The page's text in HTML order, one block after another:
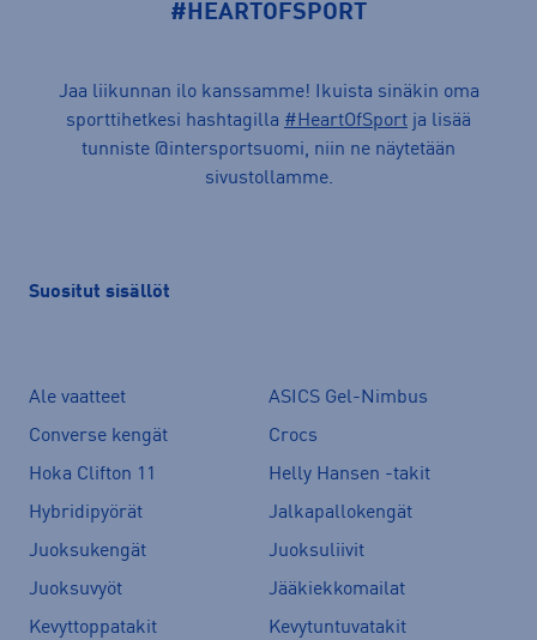
#HEARTOFSPORT
Jaa liikunnan ilo kanssamme! Ikuista sinäkin oma
sporttihetkesi hashtagilla #HeartOfSport ja lisää
tunniste @intersportsuomi, niin ne näytetään
sivustollamme.
Suositut sisällöt
Ale vaatteet
ASICS Gel-Nimbus
Converse kengät
Crocs
Hoka Clifton 11
Helly Hansen -takit
Hybridipyörät
Jalkapallokengät
Juoksukengät
Juoksuliivit
Juoksuvyöt
Jääkiekkomailat
Kevyttoppatakit
Kevytuntuvatakit